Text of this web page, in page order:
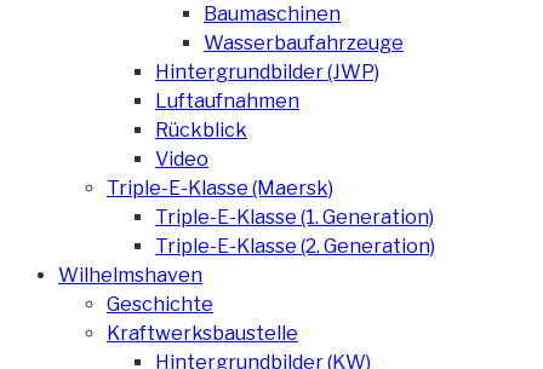
Baumaschinen
Wasserbaufahrzeuge
Hintergrundbilder (JWP)
Luftaufnahmen
Rückblick
Video
Triple-E-Klasse (Maersk)
Triple-E-Klasse (1. Generation)
Triple-E-Klasse (2. Generation)
Wilhelmshaven
Geschichte
Kraftwerksbaustelle
Hintergrundbilder (KW)